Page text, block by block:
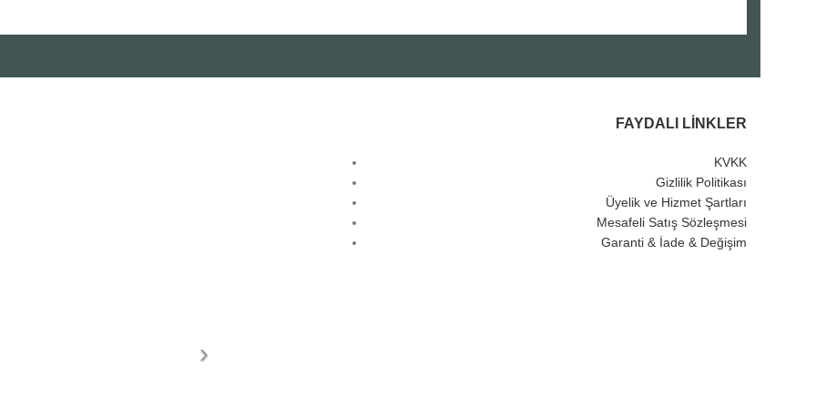
FAYDALI LINKLER
KVKK
Gizlilik Politikası
Üyelik ve Hizmet Şartları
Mesafeli Satış Sözleşmesi
Garanti & İade & Değişim